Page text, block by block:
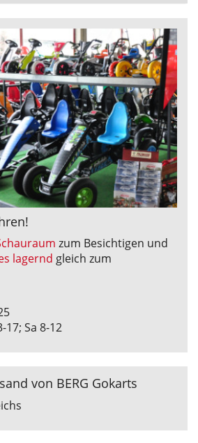
zum Besichtigen und
lagernd gleich zum
17; Sa 8-12
von BERG Gokarts